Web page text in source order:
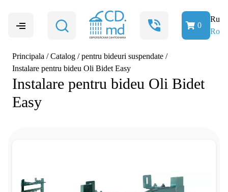
0
Ru
Ro
Principala / Catalog / pentru bideuri suspendate /
Instalare pentru bideu Oli Bidet Easy
Instalare pentru bideu Oli Bidet
Easy